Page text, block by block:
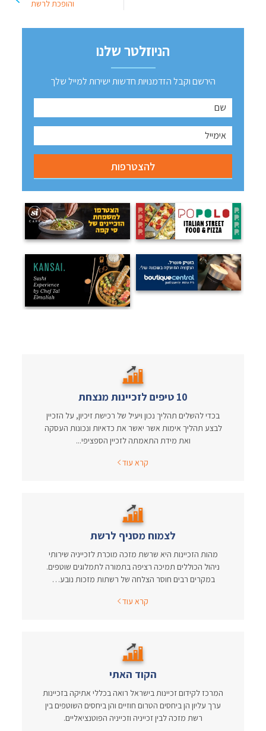
והופכת לרשת
הניוזלטר שלנו
הירשם וקבל הזדמנויות חדשות ישירות למייל שלך
10 טיפים לזכיינות מנצחת
בכדי להשלים תהליך נכון ויעיל של רכישת זיכיון, על הזכיין
לבצע תהליך אימות אשר יאשר את כדאיות ונכונות העסקה
ואת מידת התאמתה לזכיין הספציפי...
קרא עוד
לצמוח מסניף לרשת
מהות הזכיינות היא שרשת מזכה מוכרת לזכייניה שירותי
ניהול הכוללים תמיכה רציפה בתמורה לתמלוגים שוטפים.
במקרים רבים חוסר הצלחה של רשתות מזכות נובע…
קרא עוד
הקוד האתי
המרכז לקידום זכיינות בישראל רואה בכללי אתיקה בזכיינות
ערך עליון הן ביחסים הטרום חוזיים והן ביחסים השוטפים בין
רשת מזכה לבין זכייניה וזכייניה הפוטנציאליים.